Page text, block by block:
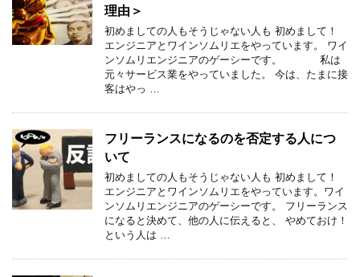
理由＞
初めましての人もそうじゃない人も 初めまして！
エンジニアとワインソムリエをやっています。 ワイ
ンソムリエンジニアのゲーシーです。 私は
元々サービス業をやっていました。 今は、たまに接
客はやっ …
フリーランスになるのを否定する人につ
いて
初めましての人もそうじゃない人も 初めまして！
エンジニアとワインソムリエをやっています。ワイ
ンソムリエンジニアのゲーシーです。 フリーランス
になると決めて、他の人に伝えると、 やめておけ！
という人は …